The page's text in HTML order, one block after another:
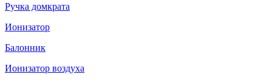
Ручка домкрата
Ионизатор
Балонник
Ионизатор воздуха